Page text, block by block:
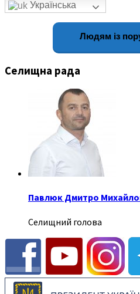
Українська
Людям із
Селищна рада
Павлюк Дмитро
Селищний голова